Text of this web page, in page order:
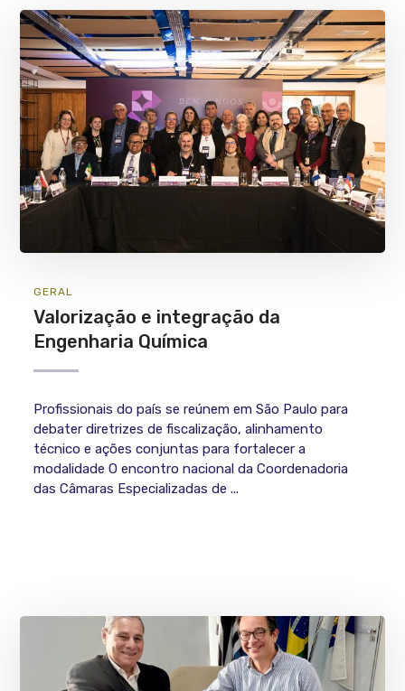
GERAL
Valorização e integração da
Engenharia Química
Profissionais do país se reúnem em São Paulo para
debater diretrizes de fiscalização, alinhamento
técnico e ações conjuntas para fortalecer a
modalidade O encontro nacional da Coordenadoria
das Câmaras Especializadas de ...